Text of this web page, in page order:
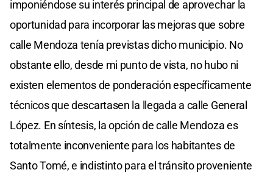
imponiéndose su interés principal de aprovechar la
oportunidad para incorporar las mejoras que sobre
calle Mendoza tenía previstas dicho municipio. No
obstante ello, desde mi punto de vista, no hubo ni
existen elementos de ponderación específicamente
técnicos que descartasen la llegada a calle General
López. En síntesis, la opción de calle Mendoza es
totalmente inconveniente para los habitantes de
Santo Tomé, e indistinto para el tránsito proveniente